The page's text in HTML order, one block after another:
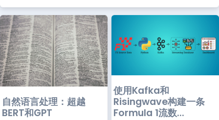
自然语言处理：超越
BERT和GPT
使用Kafka和
Risingwave构建一条
Formula 1流数...